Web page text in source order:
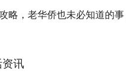
略，老华侨也未必知道的
讯